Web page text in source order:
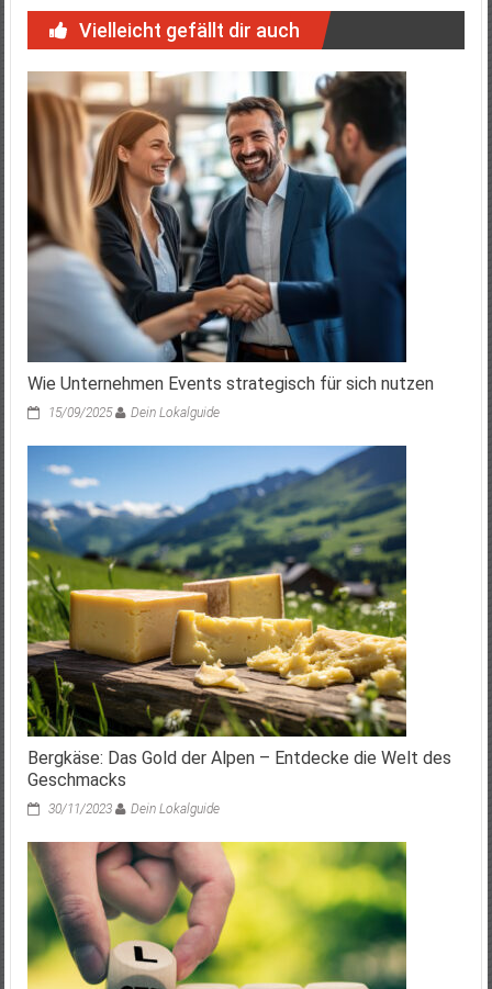
Vielleicht gefällt dir auch
Wie Unternehmen Events strategisch für sich nutzen
15/09/2025 Dein Lokalguide
Bergkäse: Das Gold der Alpen – Entdecke die Welt des
Geschmacks
30/11/2023 Dein Lokalguide